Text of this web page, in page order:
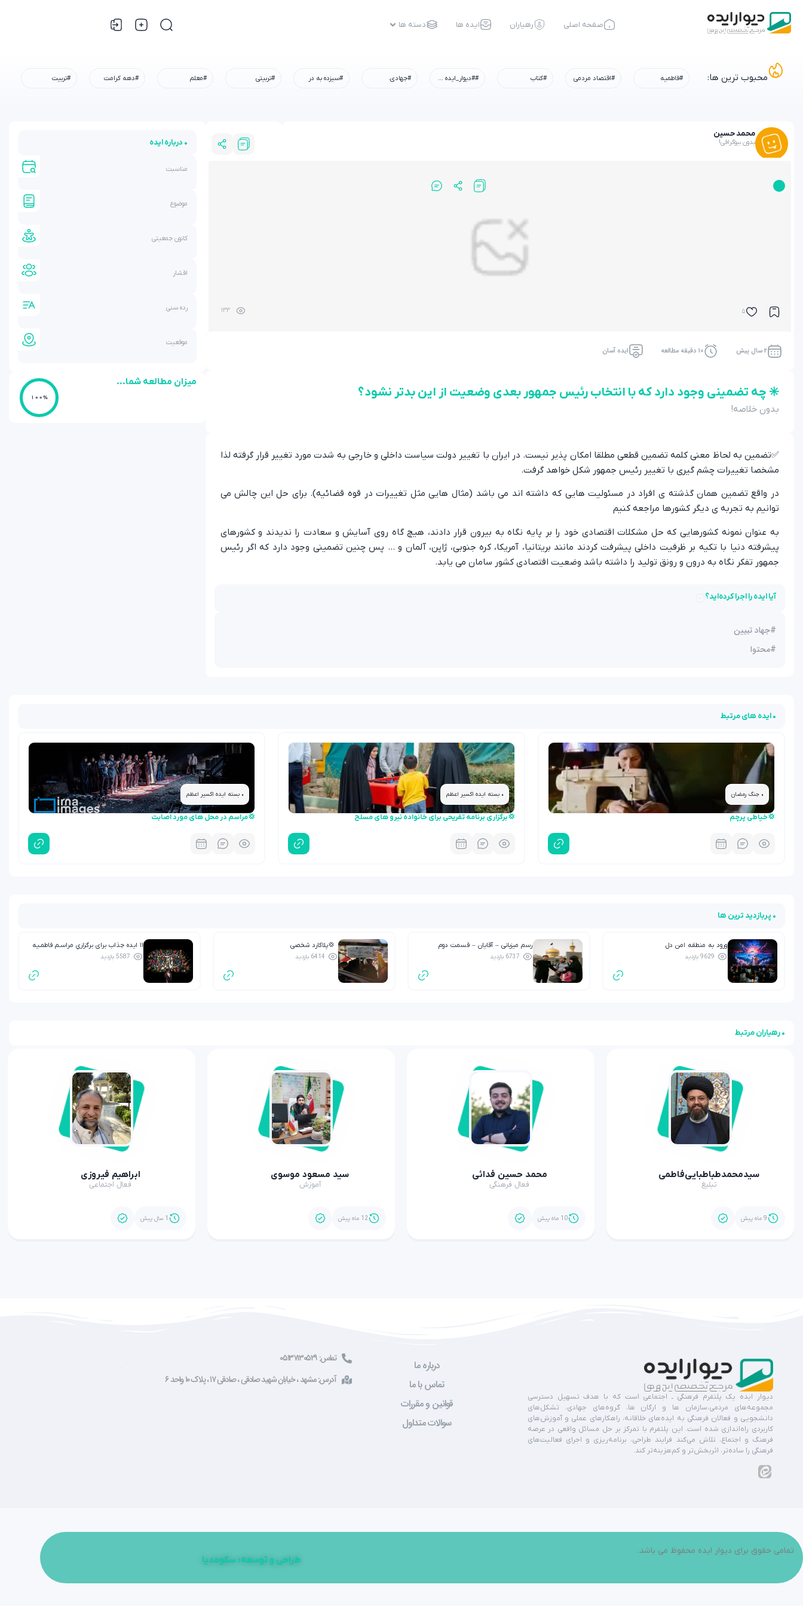
صفحه اصلی رهیاران ایده ها دسته ها
محبوب ترین ها: #فاطمیه #اقتصاد مردمی #کتاب ##دیوار_ایده #رسم_میزبانی #شهادت_امام_رضا #همه_خادم_الرضاییم #جهادی. #سیزده به در #تربیتی #معلم #دهه کرامت #تربیت
• درباره ایده
مناسبت
موضوع
کانون جمعیتی
اقشار
رده سنی
موقعیت
میزان مطالعه شما...
100%
محمد حسین
بدون بیوگرافی!
5
133
2 سال پیش 10 دقیقه مطالعه ایده آسان
✳️ چه تضمینی وجود دارد که با انتخاب رئیس جمهور بعدی وضعیت از این بدتر نشود؟
بدون خلاصه!
✅تضمین به لحاظ معنی کلمه تضمین قطعی مطلقا امکان پذیر نیست. در ایران با تغییر دولت سیاست داخلی و خارجی به شدت مورد تغییر قرار گرفته لذا
مشخصا تغییرات چشم گیری با تغییر رئیس جمهور شکل خواهد گرفت.
در واقع تضمین همان گذشته ی افراد در مسئولیت هایی که داشته اند می باشد (مثال هایی مثل تغییرات در قوه قضائیه). برای حل این چالش می
توانیم به تجربه ی دیگر کشورها مراجعه کنیم
به عنوان نمونه کشورهایی که حل مشکلات اقتصادی خود را بر پایه نگاه به بیرون قرار دادند، هیچ گاه روی آسایش و سعادت را ندیدند و کشورهای
پیشرفته دنیا با تکیه بر ظرفیت داخلی پیشرفت کردند مانند بریتانیا، آمریکا، کره جنوبی، ژاپن، آلمان و … پس چنین تضمینی وجود دارد که اگر رئیس
جمهور تفکر نگاه به درون و رونق تولید را داشته باشد وضعیت اقتصادی کشور سامان می یابد.
آیا ایده را اجرا کرده‌اید؟
#جهاد تبیین
#محتوا
• ایده های مرتبط
• جنگ رمضان
💢خیاطی پرچم
• بسته ایده اکسیر اعظم
💢برگزاری برنامه تفریحی برای خانواده نیرو های مسلح
• بسته ایده اکسیر اعظم
💢مراسم در محل های مورد اصابت
• پربازدید ترین ها
ورود به منطقه امن دل
9629 بازدید
رسم میزبانی – آقایان – قسمت دوم
6737 بازدید
💢پلاکارد شخصی
6414 بازدید
۱۱ ایده جذاب برای برگزاریِ مراسـم فاطمـیه
بـرای کودکـان
5587 بازدید
• رهیاران مرتبط
سیدمحمدطباطبایی‌فاطمی
تبلیغ
9 ماه پیش
محمد حسین فدائی
فعال فرهنگی
10 ماه پیش
سید مسعود موسوی
آموزش
12 ماه پیش
ابراهیم فیروزی
فعال اجتماعی
1 سال پیش
دیوار ایده یک پلتفرم فرهنگی ـ اجتماعی است که با هدف تسهیل دسترسی
مجموعه‌های مردمی،سازمان ها و ارگان ها، گروه‌های جهادی، تشکل‌های
دانشجویی و فعالان فرهنگی به ایده‌های خلاقانه، راهکارهای عملی و آموزش‌های
کاربردی راه‌اندازی شده است. این پلتفرم با تمرکز بر حل مسائل واقعی در عرصه
فرهنگ و اجتماع، تلاش می‌کند فرایند طراحی، برنامه‌ریزی و اجرای فعالیت‌های
فرهنگی را ساده‌تر، اثربخش‌تر و کم‌هزینه‌تر کند.
درباره ما
تماس با ما
قوانین و مقررات
سوالات متداول
تماس: ۰۵۱۳۷۱۳۰۵۲۹
آدرس: مشهد ، خیابان شهید صادقی ، صادقی ۱۷ ، پلاک ۱۰ واحد ۶
تمامی حقوق برای دیوار ایده محفوظ می باشد.
طراحی و توسعه: سکومدیا